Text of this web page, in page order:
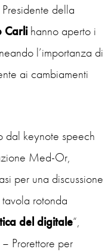
della
Carlihanno aperto i
l’importanza di
ai cambiamenti
dal keynote speech
Med-Or,
per una discussione
rotonda
del digitale“,
– Prorettore per